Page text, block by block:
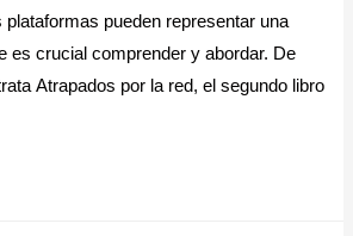
pueden representar una
es crucial comprender y abordar. De
Atrapados por la red, el segundo libro